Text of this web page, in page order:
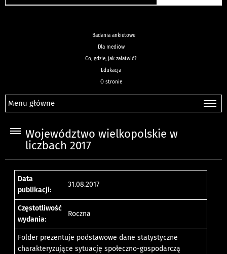
Badania ankietowe
Dla mediów
Co, gdzie, jak załatwić?
Edukacja
O stronie
Menu główne
Województwo wielkopolskie w
liczbach 2017
Data
publikacji:
31.08.2017
Częstotliwość
wydania:
Roczna
Folder prezentuje podstawowe dane statystyczne
charakteryzujące sytuację społeczno-gospodarczą